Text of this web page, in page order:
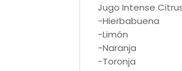
Jugo Intense
-Hierbabuena
-Limón
-Naranja
-Toronja